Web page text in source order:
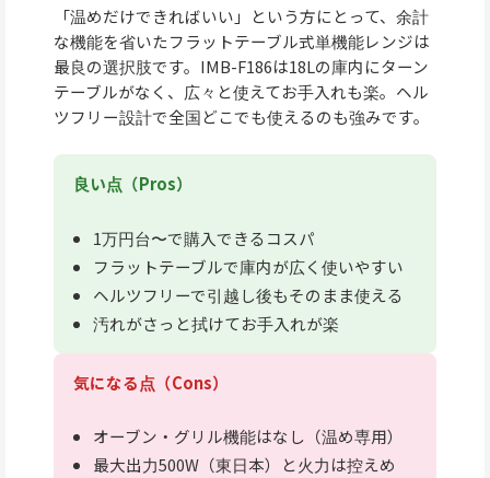
「温めだけできればいい」という方にとって、余計
な機能を省いたフラットテーブル式単機能レンジは
最良の選択肢です。IMB-F186は18Lの庫内にターン
テーブルがなく、広々と使えてお手入れも楽。ヘル
ツフリー設計で全国どこでも使えるのも強みです。
良い点（Pros）
1万円台〜で購入できるコスパ
フラットテーブルで庫内が広く使いやすい
ヘルツフリーで引越し後もそのまま使える
汚れがさっと拭けてお手入れが楽
気になる点（Cons）
オーブン・グリル機能はなし（温め専用）
最大出力500W（東日本）と火力は控えめ